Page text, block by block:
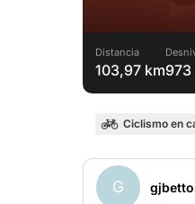
Distancia
103,97 km973
Ciclismo en
G